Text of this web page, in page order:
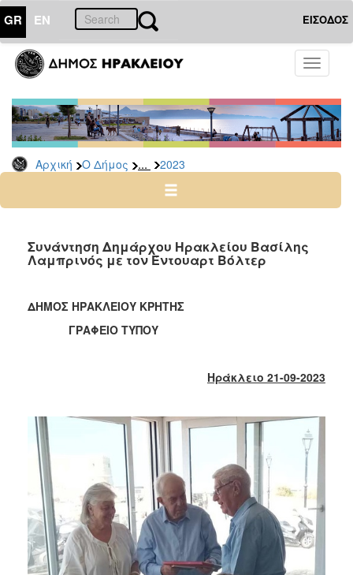
GR EN ΕΙΣΟΔΟΣ
Toggle
Αρχική Ο Δήμος ... 2023
ΔΗΜΟΣ
Δελτία
Τύπου
Αρχείο
2026
2024
2022
2020
2019
2011
2010
2006
Συνάντηση Δημάρχου Ηρακλείου Βασίλης
Λαμπρινός με τον Έντουαρτ Βόλτερ
ΔΗΜΟΣ ΗΡΑΚΛΕΙΟΥ ΚΡΗΤΗΣ
ΓΡΑΦΕΙΟ ΤΥΠΟΥ
Ηράκλειο 21-09-2023